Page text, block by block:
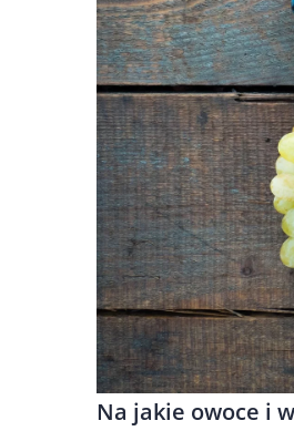
Na jakie owoce i